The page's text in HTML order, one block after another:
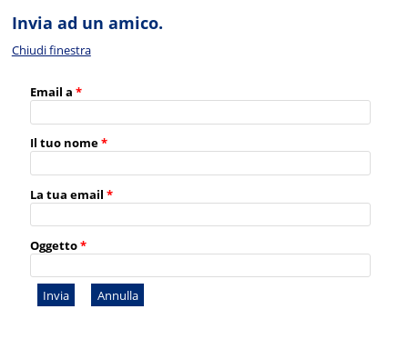
Invia ad un amico.
Chiudi finestra
Email a *
Il tuo nome*
La tua email *
Oggetto*
Invia Annulla